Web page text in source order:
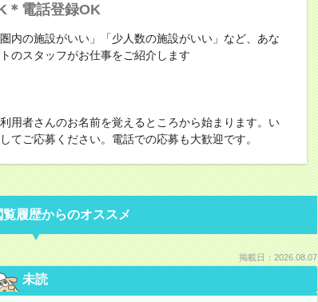
＊電話登録OK
内の施設がいい」「少人数の施設がいい」など、あな
のスタッフがお仕事をご紹介します
用者さんのお名前を覚えるところから始まります。い
てご応募ください。電話での応募も大歓迎です。
履歴からのオススメ
掲載日：2026.08.07
未読